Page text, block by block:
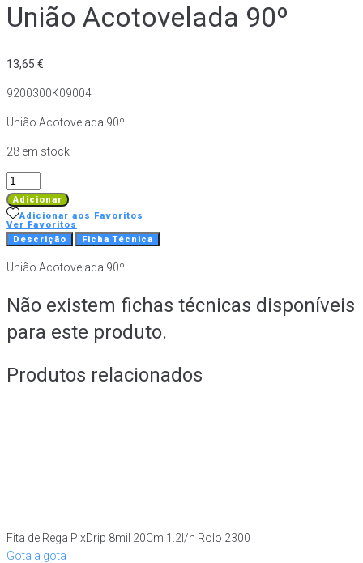
União Acotovelada 90º
13,65 €
9200300K09004
União Acotovelada 90º
28 em stock
Quantidade
de
União
Acotovelada
Adicionar
Adicionar aos Favoritos
Ver Favoritos
Descrição
Ficha Técnica
União Acotovelada 90º
Não existem fichas técnicas disponíveis
para este produto.
Produtos relacionados
Fita de Rega PlxDrip 8mil 20Cm 1.2l/h Rolo 2300
Gota a gota